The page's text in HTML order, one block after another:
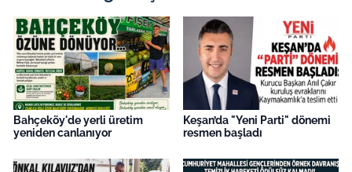
Bahçeköy'de yerli üretim
yeniden canlanıyor
Keşan’da "Yeni Parti" dönemi
resmen başladı